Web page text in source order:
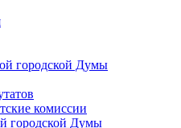
городской Думы
комиссии
городской Думы